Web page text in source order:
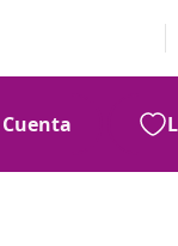
Cuenta